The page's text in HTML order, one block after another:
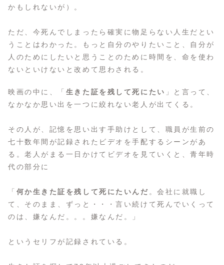
かもしれないが）。
ただ、今死んでしまったら確実に物足らない人生だとい
うことはわかった。もっと自分のやりたいこと、自分が
人のためにしたいと思うことのために時間を、命を使わ
ないといけないと改めて思わされる。
映画の中に、「 生きた証を残して死にたい 」と言って、
なかなか思い出を一つに絞れない老人が出てくる。
その人が、記憶を思い出す手助けとして、職員が生前の
七十数年間が記録されたビデオを手配するシーンがあ
る。老人がまる一日かけてビデオを見ていくと、青年時
代の部分に
「 何か生きた証を残して死にたいんだ 。会社に就職し
て、そのまま、ずっと・・・言い続けて死んでいくって
のは、嫌なんだ。。。嫌なんだ。」
というセリフが記録されている。